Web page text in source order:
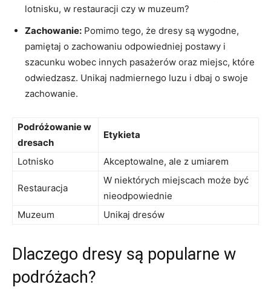
lotnisku, w ⁤restauracji czy w ​muzeum?
Zachowanie: Pomimo tego, że dresy są wygodne,
‌pamiętaj o zachowaniu odpowiedniej ⁣postawy i​
szacunku wobec innych‌ pasażerów oraz miejsc, które​
odwiedzasz. Unikaj nadmiernego ⁤luzu ⁤i​ dbaj⁣ o swoje
zachowanie.
Podróżowanie w
dresach
Etykieta
Lotnisko Akceptowalne, ale z‍ umiarem
Restauracja
W‌ niektórych miejscach może być
nieodpowiednie
Muzeum
Unikaj dresów
Dlaczego dresy są popularne w
podróżach?